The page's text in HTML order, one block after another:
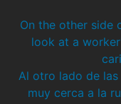
On the other side
look at a
Al otro lado de las
muy cerca a la